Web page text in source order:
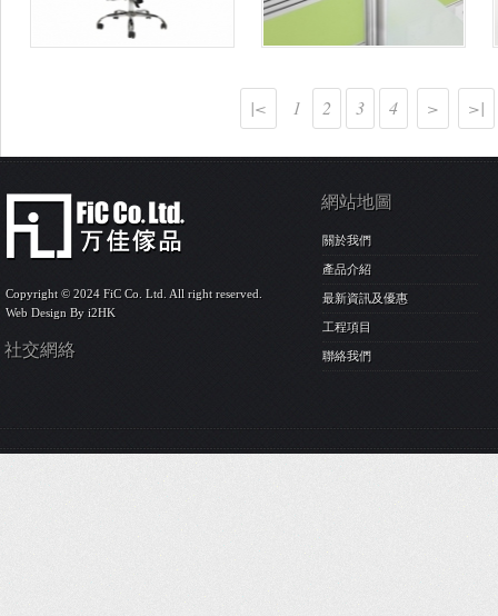
|< 1 2 3 4 > >|
Copyright © 2024 FiC Co. Ltd. All right reserved.
Web Design By i2HK
社交網絡
網站地圖
關於我們
產品介紹
最新資訊及優惠
工程項目
聯絡我們